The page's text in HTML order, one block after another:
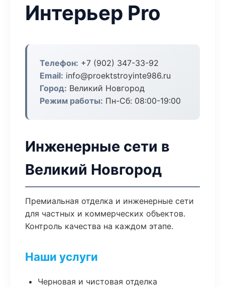
Интерьер Pro
Телефон: +7 (902) 347-33-92
Email: info@proektstroyinte986.ru
Город: Великий Новгород
Режим работы: Пн-Сб: 08:00-19:00
Инженерные сети в
Великий Новгород
Премиальная отделка и инженерные сети
для частных и коммерческих объектов.
Контроль качества на каждом этапе.
Наши услуги
Черновая и чистовая отделка